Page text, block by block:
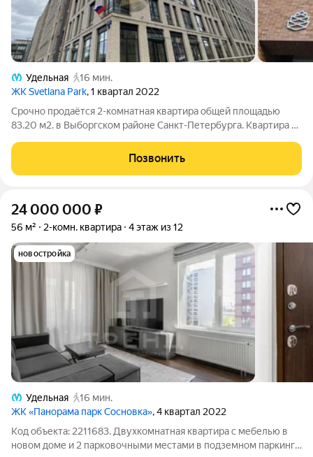
Удельная
16 мин.
ЖК Svetlana Park, 1 квартал 2022
Срочно продаётся 2-комнатная квартира общей площадью
83.20 м2. в Выборгском районе Санкт-Петербурга. Квартира в
парков. Идеальное решение для тех, кто хочет жить в
спокойном зелёном районе с развитой
Позвонить
24 000 000 ₽
56 м² 2-комн. квартира 4 этаж из 12
новостройка
Удельная
16 мин.
ЖК «Панорама парк Сосновка», 4 квартал 2022
Код объекта: 2211683. Двухкомнатная квартира с мебелью в
новом доме и 2 парковочными местами в подземном паркинге